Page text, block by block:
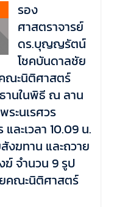
รอง
ศาสตราจารย์
ดร.บุญญรัตน์
โชคบันดาลชัย
ะนิติศาสตร์
ธานในพิธี ณ ลาน
ระนเรศวร
ละเวลา 10.09 น.
ฆทาน และถวาย
จำนวน 9 รูป
คณะนิติศาสตร์